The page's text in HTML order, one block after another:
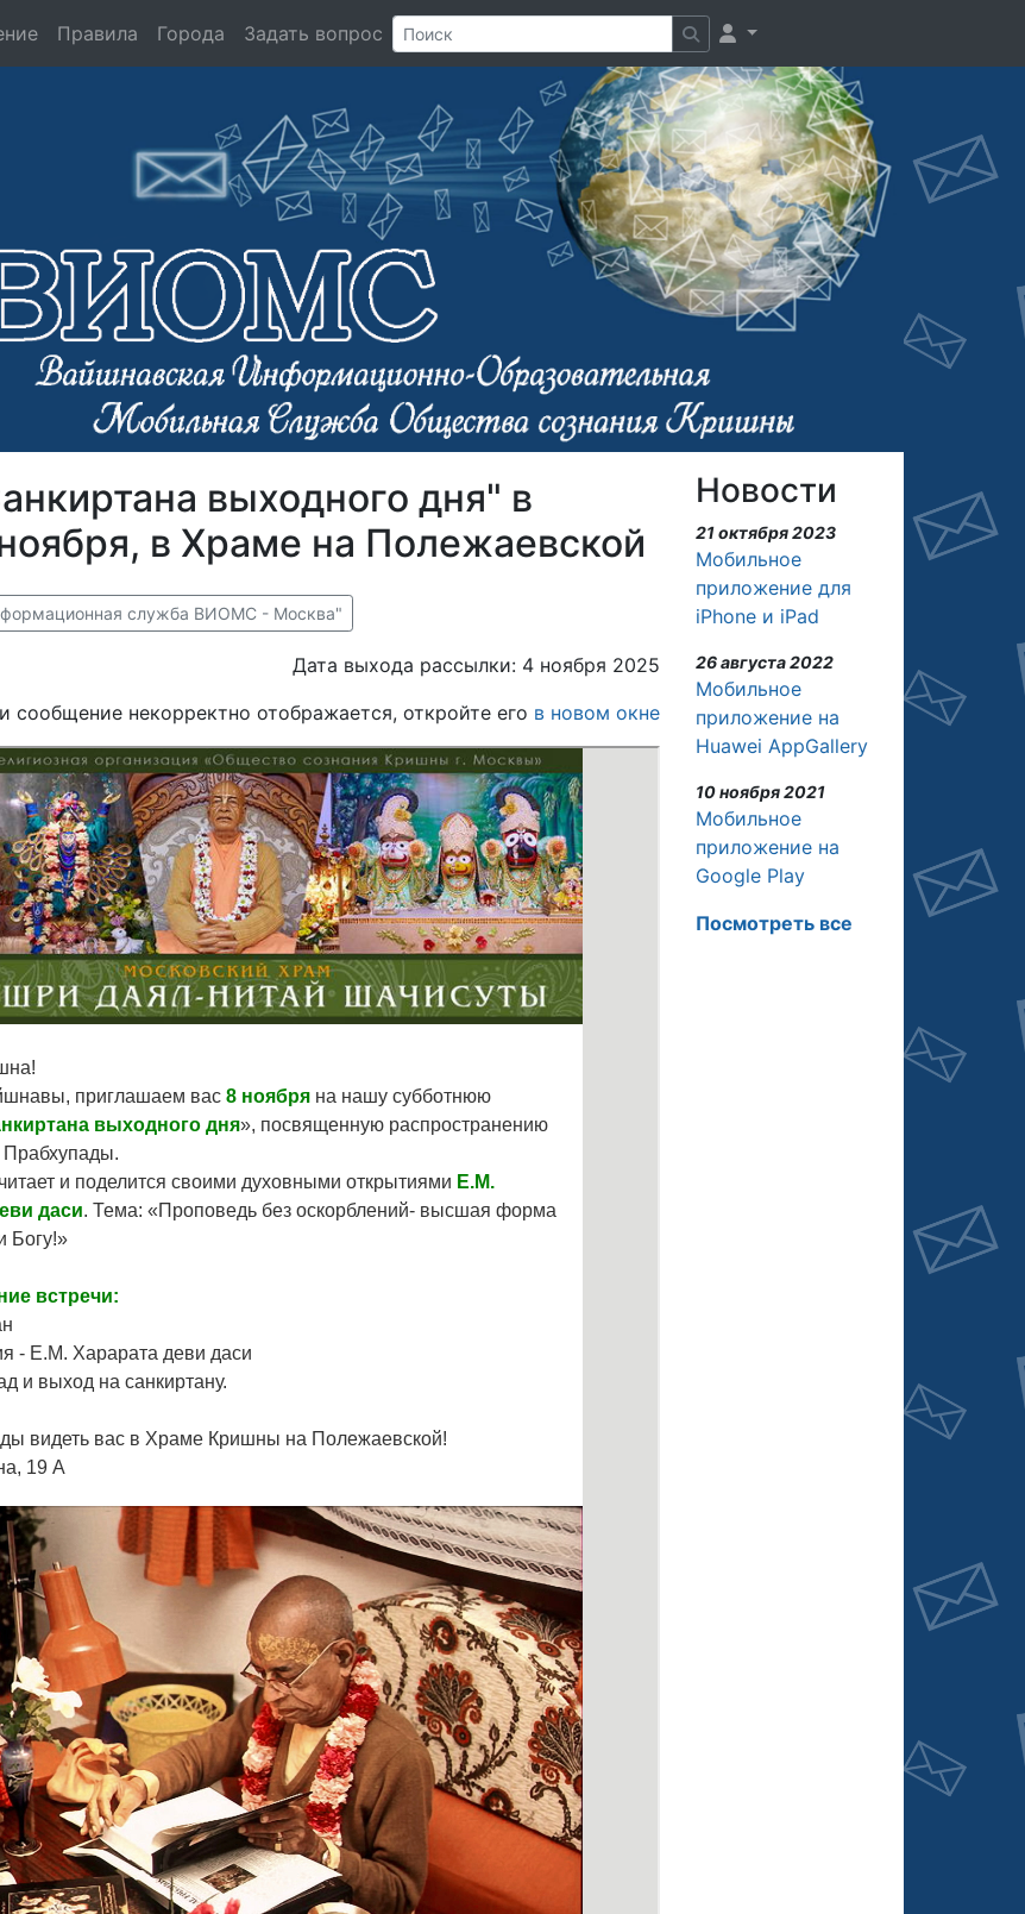
Правила Города Задать вопрос
выходного дня" в
в Храме на Полежаевской
служба ВИОМС - Москва"
Дата выхода рассылки: 4 ноября 2025
сообщение некорректно отображается, откройте его в новом окне
Новости
21 октября 2023
Мобильное
приложение для
iPhone и iPad
26 августа 2022
Мобильное
приложение на
Huawei AppGallery
10 ноября 2021
Мобильное
приложение на
Google Play
Посмотреть все